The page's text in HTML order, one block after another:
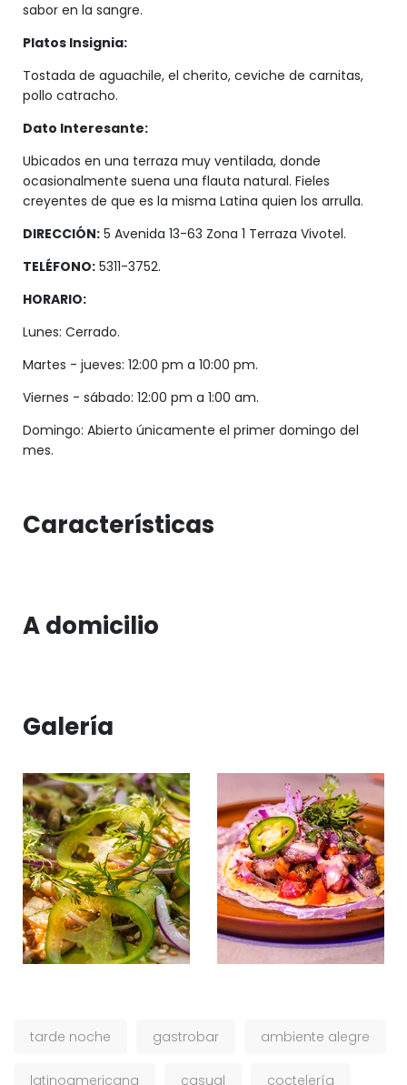
sabor en la sangre.
Platos Insignia:
Tostada de aguachile, el cherito, ceviche de carnitas,
pollo catracho.
Dato Interesante:
Ubicados en una terraza muy ventilada, donde
ocasionalmente suena una flauta natural. Fieles
creyentes de que es la misma Latina quien los arrulla.
DIRECCIÓN: 5 Avenida 13-63 Zona 1 Terraza Vivotel.
TELÉFONO: 5311-3752.
HORARIO:
Lunes: Cerrado.
Martes - jueves: 12:00 pm a 10:00 pm.
Viernes - sábado: 12:00 pm a 1:00 am.
Domingo: Abierto únicamente el primer domingo del
mes.
Características
A domicilio
Galería
tarde noche gastrobar ambiente alegre
latinoamericana casual coctelería